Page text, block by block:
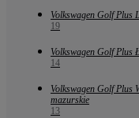
Volkswagen Golf Plus
19
Volkswagen Golf Plus
14
Volkswagen Golf Plus
mazurskie
13